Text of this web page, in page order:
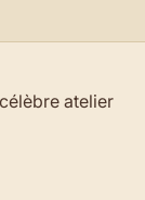
atelier